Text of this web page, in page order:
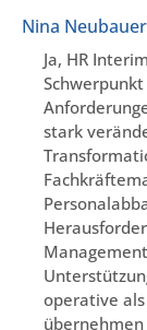
Nina
Ja, HR
stark
operative